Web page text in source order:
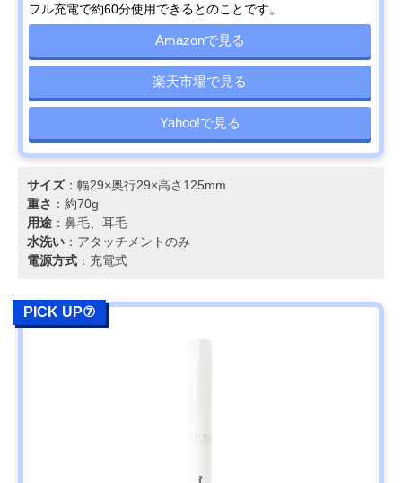
フル充電で約60分使用できるとのことです。
Amazonで見る
楽天市場で見る
Yahoo!で見る
サイズ：幅29×奥行29×高さ125mm
重さ ：約70g
用途 ：鼻毛、耳毛
水洗い ：アタッチメントのみ
電源方式 ：充電式
PICK UP⑦